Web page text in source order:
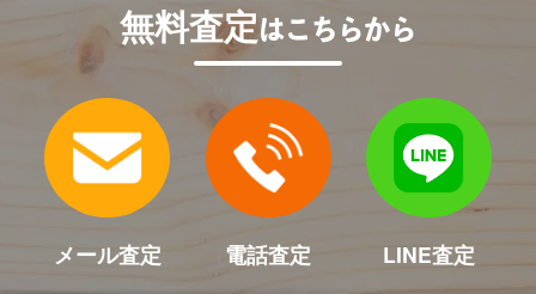
無料査定はこちらから
メール査定 電話査定 LINE査定